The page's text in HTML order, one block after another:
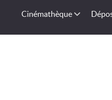
Cinémathèque